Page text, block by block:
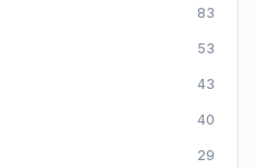
83
53
43
40
29